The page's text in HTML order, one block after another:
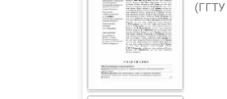
(